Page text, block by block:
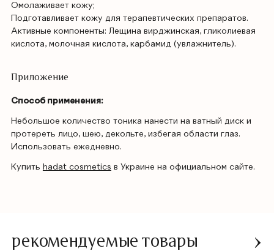
Омолаживает кожу;
Подготавливает кожу для терапевтических препаратов.
Активные компоненты: Лещина вирджинская, гликолиевая
кислота, молочная кислота, карбамид (увлажнитель).
Приложение
Способ применения:
Небольшое количество тоника нанести на ватный диск и
протереть лицо, шею, декольте, избегая области глаз.
Использовать ежедневно.
Купить hadat cosmetics в Украине на официальном сайте.
рекомендуемые товары